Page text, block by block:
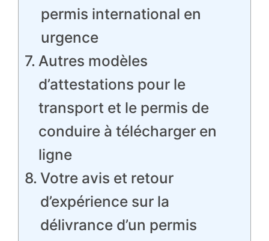
permis international en
urgence
Autres modèles
d’attestations pour le
transport et le permis de
conduire à télécharger en
ligne
Votre avis et retour
d’expérience sur la
délivrance d’un permis